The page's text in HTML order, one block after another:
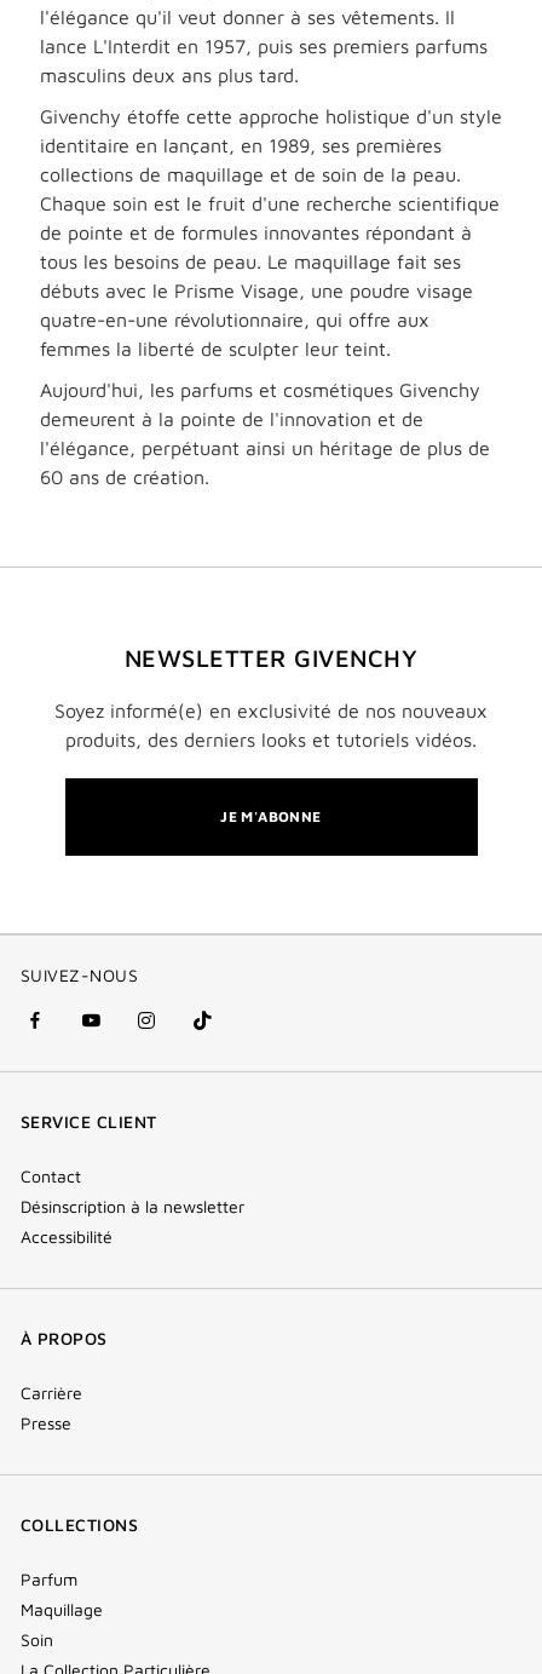
l'élégance qu'il veut donner à ses vêtements. Il
lance L'Interdit en 1957, puis ses premiers parfums
masculins deux ans plus tard.
Givenchy étoffe cette approche holistique d'un style
identitaire en lançant, en 1989, ses premières
collections de maquillage et de soin de la peau.
Chaque soin est le fruit d'une recherche scientifique
de pointe et de formules innovantes répondant à
tous les besoins de peau. Le maquillage fait ses
débuts avec le Prisme Visage, une poudre visage
quatre-en-une révolutionnaire, qui offre aux
femmes la liberté de sculpter leur teint.
Aujourd'hui, les parfums et cosmétiques Givenchy
demeurent à la pointe de l'innovation et de
l'élégance, perpétuant ainsi un héritage de plus de
60 ans de création.
NEWSLETTER GIVENCHY
Soyez informé(e) en exclusivité de nos nouveaux
produits, des derniers looks et tutoriels vidéos.
JE M'ABONNE
SUIVEZ-NOUS
facebook
(nouvelle
youtube
(nouvelle
instagram
(nouvelle
Tik
Tok
SERVICE CLIENT
Contact
Désinscription à la newsletter
Accessibilité
À PROPOS
Carrière
Presse
COLLECTIONS
Parfum
Maquillage
Soin
La Collection Particulière